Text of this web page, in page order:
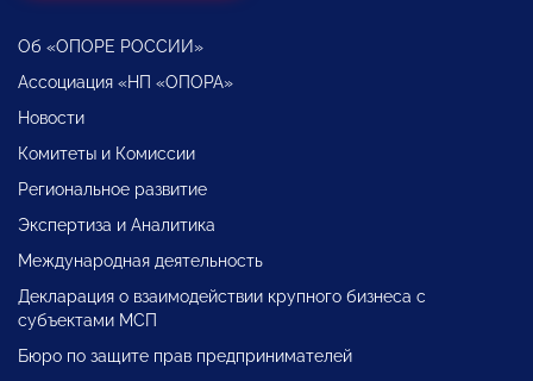
Об «ОПОРЕ РОССИИ»
Ассоциация «НП «ОПОРА»
Новости
Комитеты и Комиссии
Региональное развитие
Экспертиза и Аналитика
Международная деятельность
Декларация о взаимодействии крупного бизнеса с
субъектами МСП
Бюро по защите прав предпринимателей